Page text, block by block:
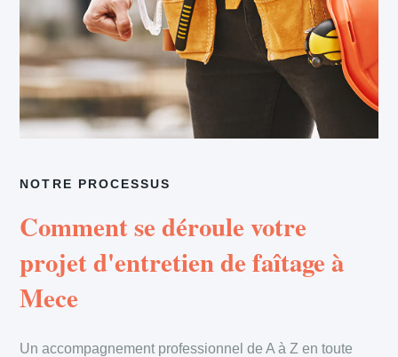
NOTRE PROCESSUS
Comment se déroule votre
projet d'entretien de faîtage à
Mece
Un accompagnement professionnel de A à Z en toute